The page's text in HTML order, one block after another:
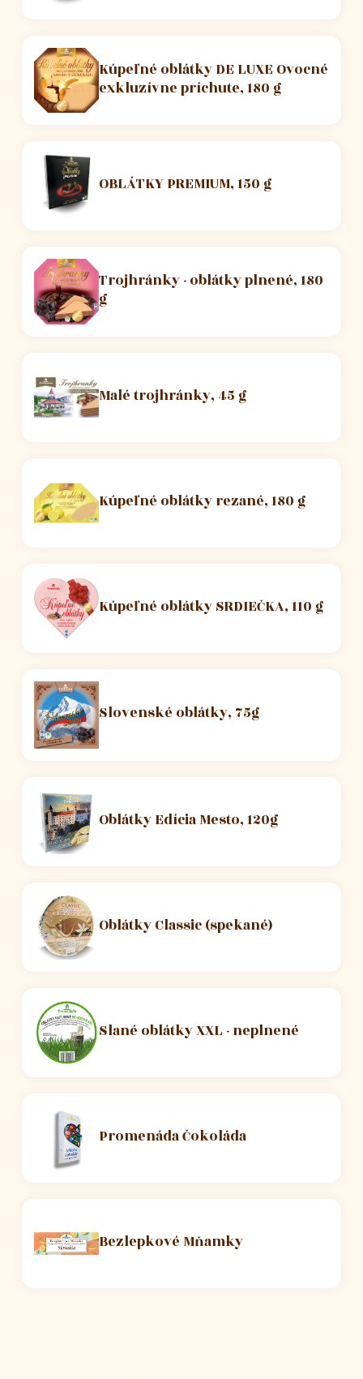
Kúpeľné oblátky DE LUXE Ovocné
exkluzívne príchute, 180 g
OBLÁTKY PREMIUM, 150 g
Trojhránky - oblátky plnené, 180
g
Malé trojhránky, 45 g
Kúpeľné oblátky rezané, 180 g
Kúpeľné oblátky SRDIEČKA, 110 g
Slovenské oblátky, 75g
Oblátky Edícia Mesto, 120g
Oblátky Classic (spekané)
Slané oblátky XXL - neplnené
Promenáda Čokoláda
Bezlepkové Mňamky